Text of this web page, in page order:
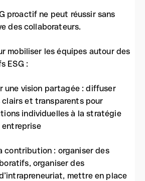
proactif ne peut réussir sans
des collaborateurs.
mobiliser les équipes autour des
ESG :
une vision partagée : diffuser
et transparents pour
individuelles à la stratégie
entreprise
contribution : organiser des
organiser des
mettre en place